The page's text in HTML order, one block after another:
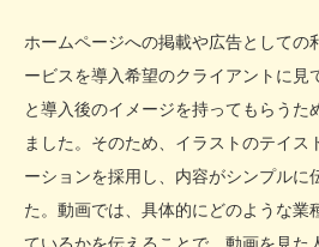
ホームページへの掲載や広告としての
ービスを導入希望のクライアントに見
と導入後のイメージを持ってもらうた
ました。そのため、イラストのテイス
ーションを採用し、内容がシンプルに
た。動画では、具体的にどのような業